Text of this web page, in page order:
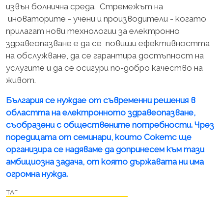
извън болнична среда. Стремежът на
иноваторите - учени и производители - когато
прилагат нови технологии за електронно
здравеопазване е да се повиши ефективността
на обслужване, да се гарантира достъпност на
услугите и да се осигури по-добро качество на
живот.
България се нуждае от съвременни решения в
областта на електронното здравеопазване,
съобразени с обществените потребности. Чрез
поредицата от семинари, които Сокетс ще
организира се надяваме да допринесем към тази
амбициозна задача, от която държавата ни има
огромна нужда.
ТАГ